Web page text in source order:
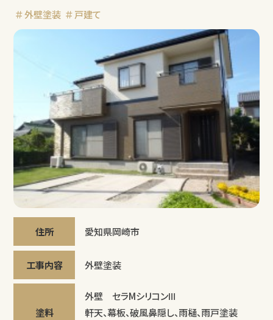
外壁塗装 戸建て
住所 愛知県岡崎市
工事内容 外壁塗装
塗料
外壁 セラMシリコンⅢ
軒天、幕板、破風鼻隠し、雨樋、雨戸塗装